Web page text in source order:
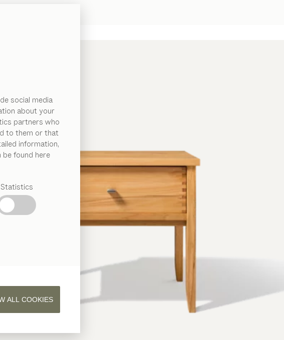
social media
about your
partners who
to them or that
information,
found here
Statistics
ALL COOKIES